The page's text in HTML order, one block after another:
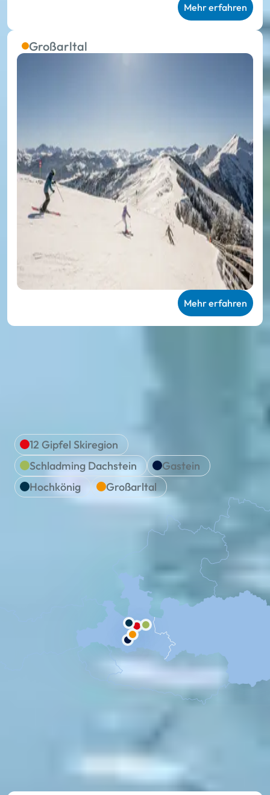
Mehr erfahren
Großarltal
Mehr erfahren
12 Gipfel Skiregion
Schladming Dachstein
Gastein
Hochkönig
Großarltal